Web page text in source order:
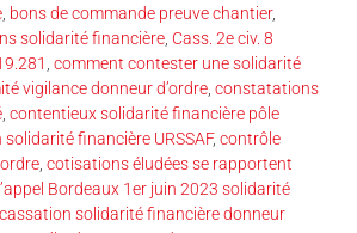
bons de commande preuve chantier,
solidarité financière Cass. 2e civ. 8
comment contester une solidarité
vigilance donneur d’ordre constatations
contentieux solidarité financière pôle
financière URSSAF, contrôle
cotisations éludées se rapportent
Bordeaux 1er juin 2023 solidarité
solidarité financière donneur